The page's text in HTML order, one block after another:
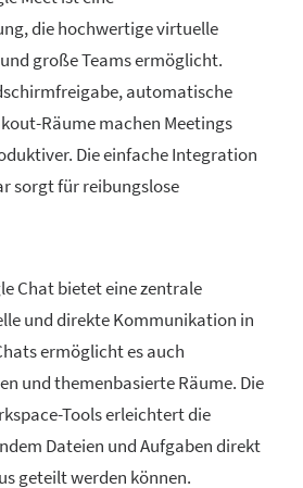
die hochwertige virtuelle
große Teams ermöglicht.
automatische
Räume machen Meetings
Die einfache Integration
sorgt für reibungslose
Chat bietet eine zentrale
und direkte Kommunikation in
ermöglicht es auch
und themenbasierte Räume. Die
Tools erleichtert die
Dateien und Aufgaben direkt
geteilt werden können.